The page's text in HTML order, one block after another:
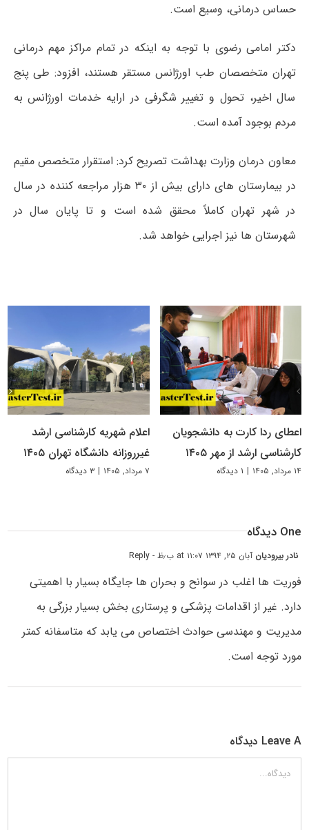
حساس درمانی، وسیع است.
دکتر امامی رضوی با توجه به اینکه در تمام مراکز مهم درمانی
تهران متخصصان طب اورژانس مستقر هستند، افزود: طی پنج
سال اخیر، تحول و تغییر شگرفی در ارایه خدمات اورژانس به
مردم بوجود آمده است.
معاون درمان وزارت بهداشت تصریح کرد: استقرار متخصص مقیم
در بیمارستان های دارای بیش از ۳۰ هزار مراجعه کننده در سال
در شهر تهران کاملاً محقق شده است و تا پایان سال در
شهرستان ها نیز اجرایی خواهد شد.
اعطای ردا کارت به دانشجویان
کارشناسی ارشد از مهر ۱۴۰۵
۱۴ مرداد, ۱۴۰۵ | ۱ دیدگاه
اعلام شهریه کارشناسی ارشد
غیرروزانه دانشگاه تهران ۱۴۰۵
۷ مرداد, ۱۴۰۵ | ۳ دیدگاه
One دیدگاه
نادر بیرودیان آبان ۲۵, ۱۳۹۴ at ۱۱:۰۷ ب٫ظ - Reply
فوریت ها اغلب در سوانح و بحران ها جایگاه بسیار با اهمیتی
دارد. غیر از اقدامات پزشکی و پرستاری بخش بسیار بزرگی به
مدیریت و مهندسی حوادث اختصاص می یابد که متاسفانه کمتر
مورد توجه است.
Leave A دیدگاه
دیدگاه